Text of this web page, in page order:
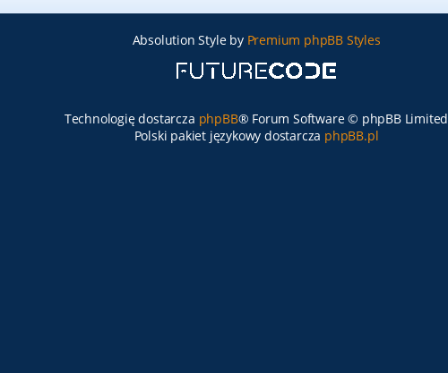
Absolution Style by Premium phpBB Styles
Technologię dostarcza phpBB® Forum Software © phpBB Limited
Polski pakiet językowy dostarcza phpBB.pl